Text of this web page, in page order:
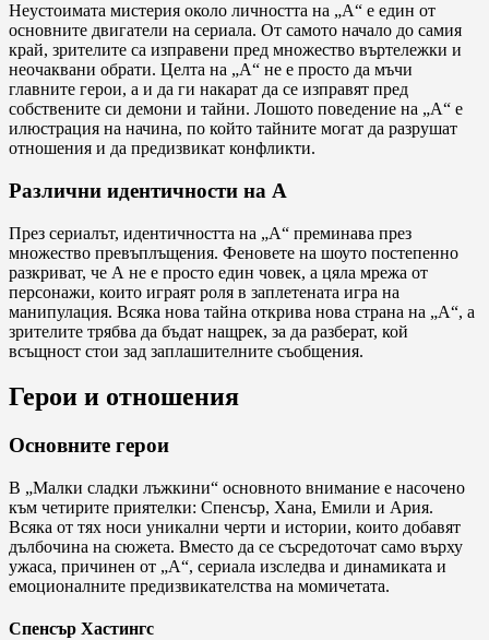
Неустоимата мистерия около личността на „А“ е един от
основните двигатели на сериала. От самото начало до самия
край, зрителите са изправени пред множество въртележки и
неочаквани обрати. Целта на „А“ не е просто да мъчи
главните герои, а и да ги накарат да се изправят пред
собствените си демони и тайни. Лошото поведение на „А“ е
илюстрация на начина, по който тайните могат да разрушат
отношения и да предизвикат конфликти.
Различни идентичности на А
През сериалът, идентичността на „А“ преминава през
множество превъплъщения. Феновете на шоуто постепенно
разкриват, че А не е просто един човек, а цяла мрежа от
персонажи, които играят роля в заплетената игра на
манипулация. Всяка нова тайна открива нова страна на „А“, а
зрителите трябва да бъдат нащрек, за да разберат, кой
всъщност стои зад заплашителните съобщения.
Герои и отношения
Основните герои
В „Малки сладки лъжкини“ основното внимание е насочено
към четирите приятелки: Спенсър, Хана, Емили и Ария.
Всяка от тях носи уникални черти и истории, които добавят
дълбочина на сюжета. Вместо да се съсредоточат само върху
ужаса, причинен от „А“, сериала изследва и динамиката и
емоционалните предизвикателства на момичетата.
Спенсър Хастингс